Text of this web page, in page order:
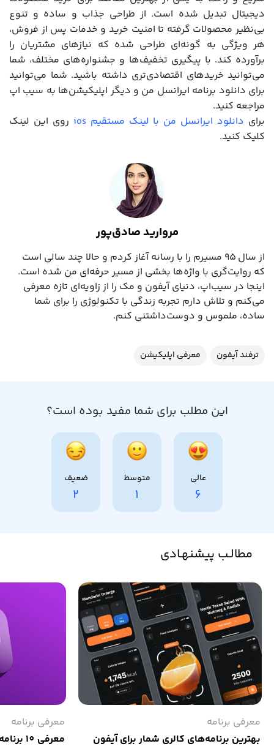
دیجیتال تبدیل شده است. از طراحی جذاب و ساده و تنوع
بی‌نظیر محصولات گرفته تا امنیت خرید و خدمات پس از فروش،
هر ویژگی به گونه‌ای طراحی شده که نیازهای مشتریان را
برآورده کند. با پیگیری تخفیف‌ها و جشنواره‌های مختلف، شما
می‌توانید خریدهای اقتصادی‌تری داشته باشید. شما می‌توانید
برای دانلود برنامه ایرانسل من و دیگر اپلیکیشن‌ها به سیب اپ
مراجعه کنید.
برای دانلود ایرانسل من با لینک مستقیم ios
روی این لینک
کلیک کنید.
مروارید صادق‌پور
از سال ۹۵ مسیرم را با رسانه آغاز کردم و حالا چند سالی است
که روایت‌گری با واژه‌ها بخشی از مسیر حرفه‌ای‌ من شده است.
اینجا در سیب‌اپ، دنیای آیفون و مک را از زاویه‌ای تازه معرفی
می‌کنم و تلاش دارم تجربه زندگی با تکنولوژی را برای شما
ساده، ملموس و دوست‌داشتنی کنم.
ترفند آیفون معرفی اپلیکیشن
این مطلب برای شما مفید بوده است؟
عالی
6
متوسط
1
ضعیف
2
مطالـب پیشنهـادی
معرفی برنامه
بهترین برنامه‌های کالری‌ شمار برای آیفون
معرفی برنامه
معرفی 10 برنامه برتر پادکست برای آیفون